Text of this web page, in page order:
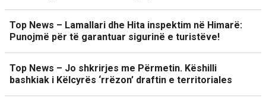
Top News – Lamallari dhe Hita inspektim në Himarë:
Punojmë për të garantuar sigurinë e turistëve!
Top News – Jo shkrirjes me Përmetin. Këshilli
bashkiak i Këlcyrës ‘rrëzon’ draftin e territoriales